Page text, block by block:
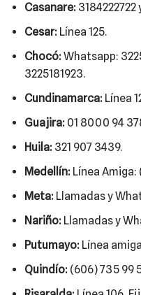
Casanare:
Cesar: Línea 125.
Chocó:Whatsapp:
3225181923.
Cundinamarca: Línea
Guajira: 01 8000 94
Huila: 321 907 3439.
Medellín: Línea Amiga:
Meta: Llamadas y
Nariño: Llamadas y
Putumayo: Línea
Quindío: (606) 735 99